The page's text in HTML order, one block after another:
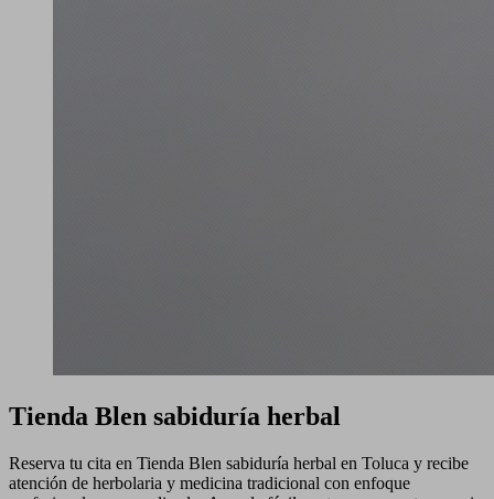
Tienda Blen sabiduría herbal
Reserva tu cita en Tienda Blen sabiduría herbal en Toluca y recibe
atención de herbolaria y medicina tradicional con enfoque